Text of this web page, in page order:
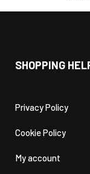
SHOPPING
Privacy Policy
Cookie Policy
My account